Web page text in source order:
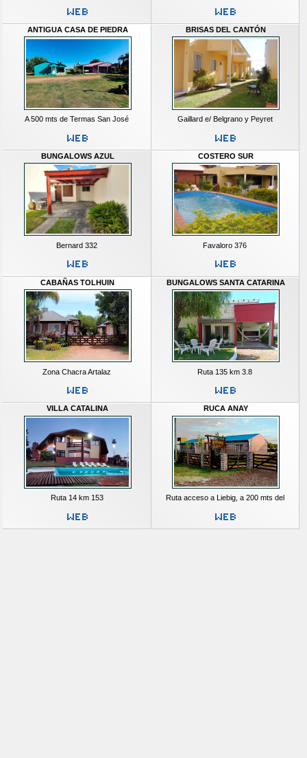
ANTIGUA CASA DE PIEDRA
A 500 mts de Termas San José
BRISAS DEL CANTÓN
Gaillard e/ Belgrano y Peyret
BUNGALOWS AZUL
Bernard 332
COSTERO SUR
Favaloro 376
CABAÑAS TOLHUIN
Zona Chacra Artalaz
BUNGALOWS SANTA CATARINA
Ruta 135 km 3.8
VILLA CATALINA
Ruta 14 km 153
RUCA ANAY
Ruta acceso a Liebig, a 200 mts del